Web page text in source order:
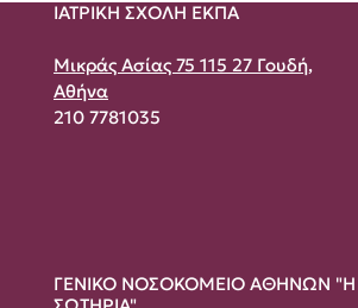
ΙΑΤΡΙΚΗ ΣΧΟΛΗ ΕΚΠΑ
Μικράς Ασίας 75 115 27 Γουδή,
Αθήνα
210 7781035
ΓΕΝΙΚΟ ΝΟΣΟΚΟΜΕΙΟ ΑΘΗΝΩΝ "Η